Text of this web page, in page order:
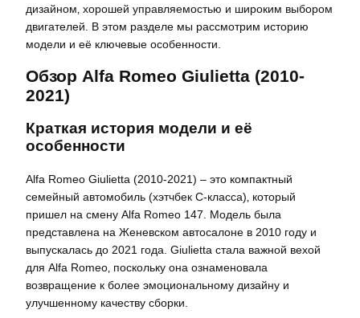
дизайном‚ хорошей управляемостью и широким выбором
двигателей. В этом разделе мы рассмотрим историю
модели и её ключевые особенности.
Обзор Alfa Romeo Giulietta (2010-
2021)
Краткая история модели и её
особенности
Alfa Romeo Giulietta (2010-2021) – это компактный
семейный автомобиль (хэтчбек C-класса)‚ который
пришел на смену Alfa Romeo 147. Модель была
представлена на Женевском автосалоне в 2010 году и
выпускалась до 2021 года. Giulietta стала важной вехой
для Alfa Romeo‚ поскольку она ознаменовала
возвращение к более эмоциональному дизайну и
улучшенному качеству сборки.